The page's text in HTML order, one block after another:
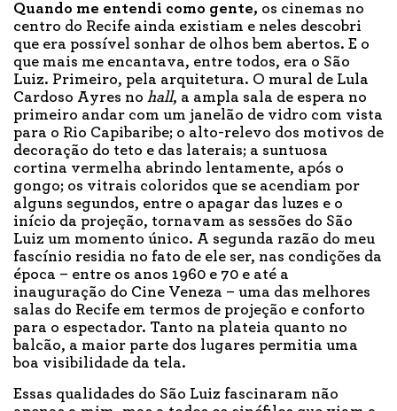
Quando me entendi como gente, os cinemas no
centro do Recife ainda existiam e neles descobri
que era possível sonhar de olhos bem abertos. E o
que mais me encantava, entre todos, era o São
Luiz. Primeiro, pela arquitetura. O mural de Lula
Cardoso Ayres no hall, a ampla sala de espera no
primeiro andar com um janelão de vidro com vista
para o Rio Capibaribe; o alto-relevo dos motivos de
decoração do teto e das laterais; a suntuosa
cortina vermelha abrindo lentamente, após o
gongo; os vitrais coloridos que se acendiam por
alguns segundos, entre o apagar das luzes e o
início da projeção, tornavam as sessões do São
Luiz um momento único. A segunda razão do meu
fascínio residia no fato de ele ser, nas condições da
época – entre os anos 1960 e 70 e até a
inauguração do Cine Veneza – uma das melhores
salas do Recife em termos de projeção e conforto
para o espectador. Tanto na plateia quanto no
balcão, a maior parte dos lugares permitia uma
boa visibilidade da tela.
Essas qualidades do São Luiz fascinaram não